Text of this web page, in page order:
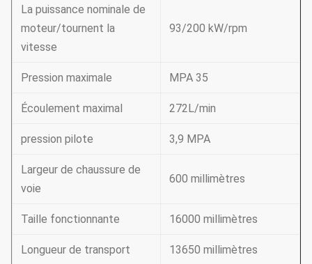
La puissance nominale de
moteur/tournent la
vitesse
93/200 kW/rpm
Pression maximale MPA 35
Écoulement maximal 272L/min
pression pilote 3,9 MPA
Largeur de chaussure de
voie
600 millimètres
Taille fonctionnante 16000 millimètres
Longueur de transport 13650 millimètres